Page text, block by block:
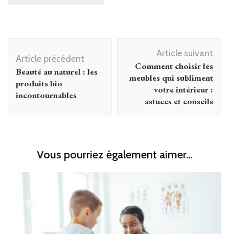
d'article
Article précédent
Beauté au naturel : les
produits bio
incontournables
Article suivant
Comment choisir les
meubles qui subliment
votre intérieur :
astuces et conseils
Vous pourriez également aimer...